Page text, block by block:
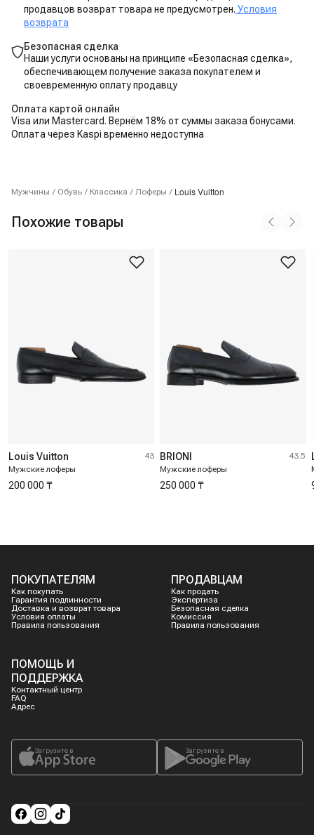
продавцов возврат товара не предусмотрен. Условия
возврата
Безопасная сделка
Наши услуги основаны на принципе «Безопасная сделка»,
обеспечивающем получение заказа покупателем и
своевременную оплату продавцу
Оплата картой онлайн
Visa или Mastercard. Вернём 18% от суммы заказа бонусами.
Оплата через Kaspi временно недоступна
Мужчины / Обувь / Классика / Лоферы / Louis Vuitton
Похожие товары
Louis Vuitton
Мужские лоферы
43
200 000 ₸
BRIONI
Мужские лоферы
43.5
250 000 ₸
ПОКУПАТЕЛЯМ
Как покупать
Гарантия подлинности
Доставка и возврат товара
Условия оплаты
Правила пользования
ПРОДАВЦАМ
Как продать
Экспертиза
Безопасная сделка
Комиссия
Правила пользования
ПОМОЩЬ И
ПОДДЕРЖКА
Контактный центр
FAQ
Адрес
Загрузите в Загрузите в